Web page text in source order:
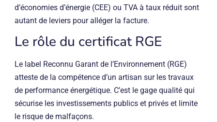
d’économies d’énergie (CEE) ou TVA à taux réduit sont
autant de leviers pour alléger la facture.
Le rôle du certificat RGE
Le label Reconnu Garant de l’Environnement (RGE)
atteste de la compétence d’un artisan sur les travaux
de performance énergétique. C’est le gage qualité qui
sécurise les investissements publics et privés et limite
le risque de malfaçons.